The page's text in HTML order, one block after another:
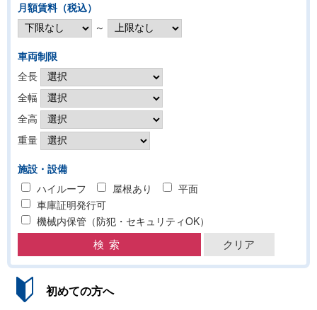
月額賃料（税込）
～
車両制限
全長
全幅
全高
重量
施設・設備
ハイルーフ
屋根あり
平面
車庫証明発行可
機械内保管（防犯・セキュリティOK）
初めての方へ